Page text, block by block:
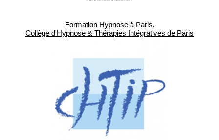
Formation Hypnose à Paris.
Collège d'Hypnose & Thérapies Intégratives de Paris